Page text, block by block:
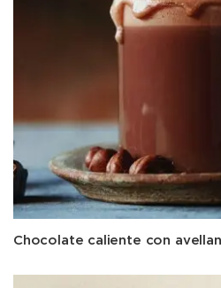
Chocolate caliente con